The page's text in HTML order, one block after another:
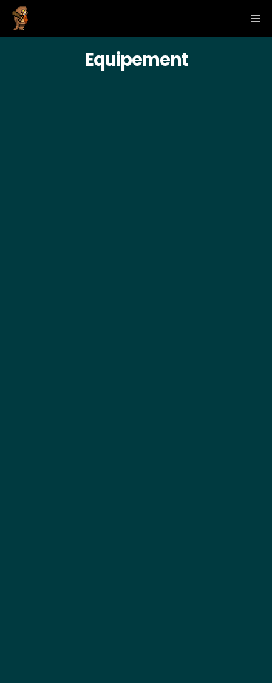
Equipement